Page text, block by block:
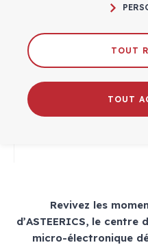
synthèse
25/
#
Revivez les
d’ASTEERICS, le
micro-électronique
TOUT
TOUT